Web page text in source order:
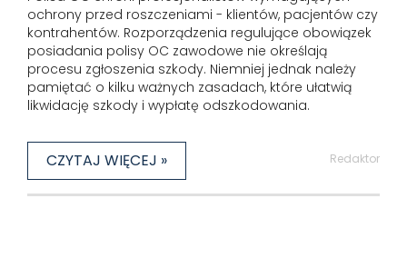
ochrony przed roszczeniami - klientów, pacjentów czy
kontrahentów. Rozporządzenia regulujące obowiązek
posiadania polisy OC zawodowe nie określają
procesu zgłoszenia szkody. Niemniej jednak należy
pamiętać o kilku ważnych zasadach, które ułatwią
likwidację szkody i wypłatę odszkodowania.
CZYTAJ WIĘCEJ » Redaktor